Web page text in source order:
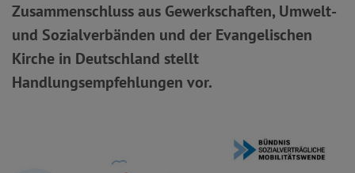
Zusammenschluss aus Gewerkschaften, Umwelt-
und Sozialverbänden und der Evangelischen
Kirche in Deutschland stellt
Handlungsempfehlungen vor.